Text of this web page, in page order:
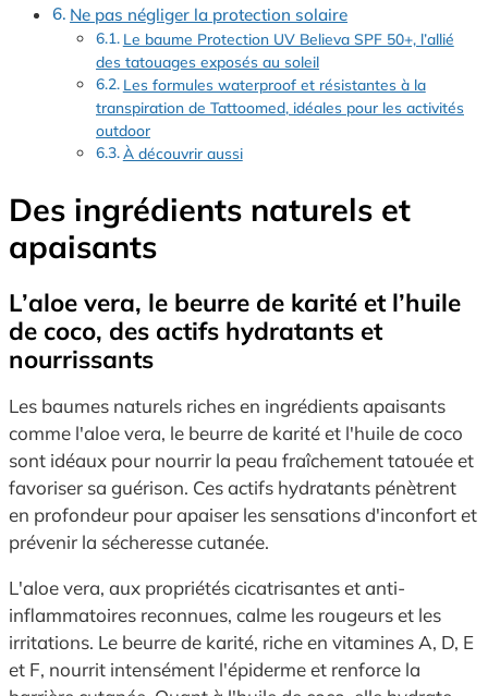
Ne pas négliger la protection solaire
Le baume Protection UV Believa SPF 50+, l’allié
des tatouages exposés au soleil
Les formules waterproof et résistantes à la
transpiration de Tattoomed, idéales pour les activités
outdoor
À découvrir aussi
Des ingrédients naturels et
apaisants
L’aloe vera, le beurre de karité et l’huile
de coco, des actifs hydratants et
nourrissants
Les baumes naturels riches en ingrédients apaisants
comme l'aloe vera, le beurre de karité et l'huile de coco
sont idéaux pour nourrir la peau fraîchement tatouée et
favoriser sa guérison. Ces actifs hydratants pénètrent
en profondeur pour apaiser les sensations d'inconfort et
prévenir la sécheresse cutanée.
L'aloe vera, aux propriétés cicatrisantes et anti-
inflammatoires reconnues, calme les rougeurs et les
irritations. Le beurre de karité, riche en vitamines A, D, E
et F, nourrit intensément l'épiderme et renforce la